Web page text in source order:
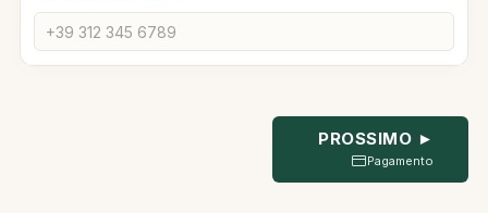
PROSSIMO ►
Pagamento